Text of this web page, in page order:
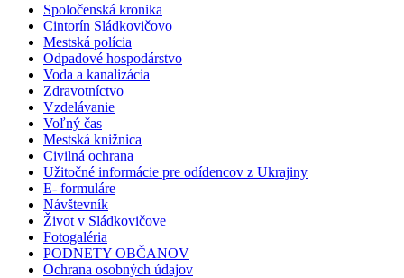
Spoločenská kronika
Cintorín Sládkovičovo
Mestská polícia
Odpadové hospodárstvo
Voda a kanalizácia
Zdravotníctvo
Vzdelávanie
Voľný čas
Mestská knižnica
Civilná ochrana
Užitočné informácie pre odídencov z Ukrajiny
E- formuláre
Návštevník
Život v Sládkovičove
Fotogaléria
PODNETY OBČANOV
Ochrana osobných údajov